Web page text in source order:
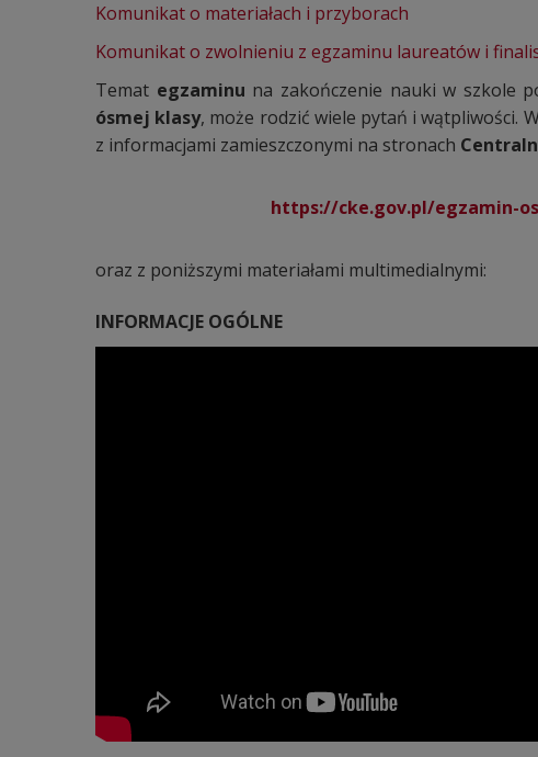
Komunikat o materiałach i przyborach
Komunikat o zwolnieniu z egzaminu laureatów i
Temat egzaminu na zakończenie nauki w szkole
ósmej klasy, może rodzić wiele pytań i wątpliwości.
z informacjami zamieszczonymi na stronach
https://cke.gov.pl/egzamin-
oraz z poniższymi materiałami multimedialnymi:
INFORMACJE OGÓLNE